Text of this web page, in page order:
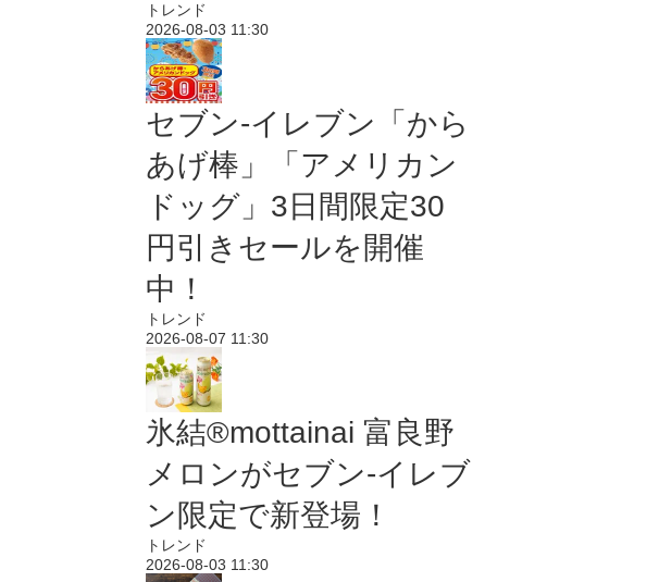
トレンド
2026-08-03 11:30
セブン‐イレブン「から
あげ棒」「アメリカン
ドッグ」3日間限定30
円引きセールを開催
中！
トレンド
2026-08-07 11:30
氷結®mottainai 富良野
メロンがセブン‐イレブ
ン限定で新登場！
トレンド
2026-08-03 11:30